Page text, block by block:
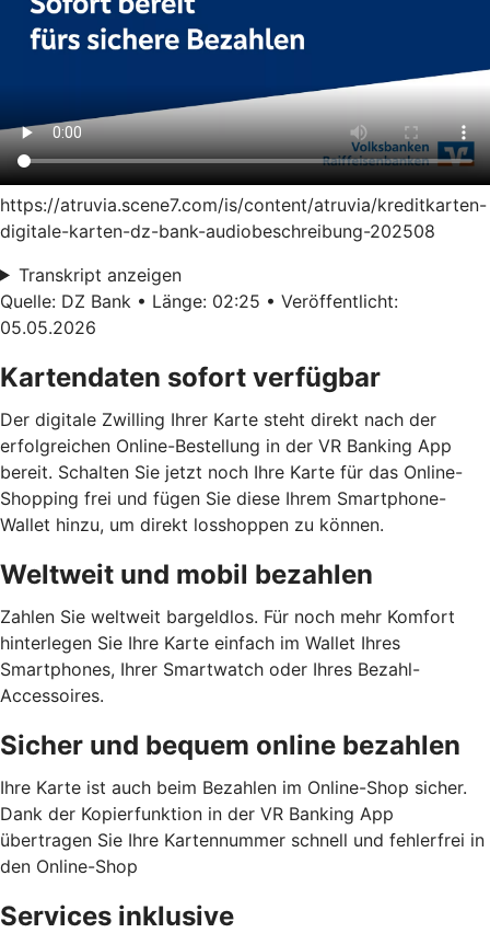
https://atruvia.scene7.com/is/content/atruvia/kreditkarten-
digitale-karten-dz-bank-audiobeschreibung-202508
Transkript anzeigen
Quelle: DZ Bank • Länge: 02:25 • Veröffentlicht:
05.05.2026
Kartendaten sofort verfügbar
Der digitale Zwilling Ihrer Karte steht direkt nach der
erfolgreichen Online-Bestellung in der VR Banking App
bereit. Schalten Sie jetzt noch Ihre Karte für das Online-
Shopping frei und fügen Sie diese Ihrem Smartphone-
Wallet hinzu, um direkt losshoppen zu können.
Weltweit und mobil bezahlen
Zahlen Sie weltweit bargeldlos. Für noch mehr Komfort
hinterlegen Sie Ihre Karte einfach im Wallet Ihres
Smartphones, Ihrer Smartwatch oder Ihres Bezahl-
Accessoires.
Sicher und bequem online bezahlen
Ihre Karte ist auch beim Bezahlen im Online-Shop sicher.
Dank der Kopierfunktion in der VR Banking App
übertragen Sie Ihre Kartennummer schnell und fehlerfrei in
den Online-Shop
Services inklusive